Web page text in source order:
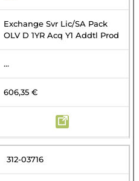
Exchange Svr Lic/SA Pack
OLV D 1YR Acq Y1 Addtl Prod
...
606,35 €
312-03716